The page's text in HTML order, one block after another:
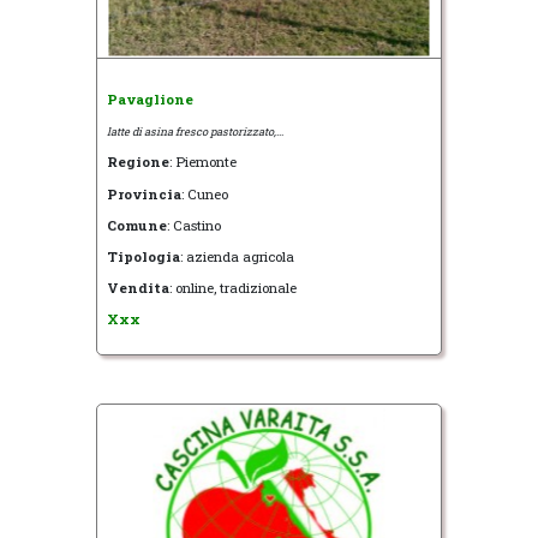
Pavaglione
latte di asina fresco pastorizzato,...
Regione: Piemonte
Provincia: Cuneo
Comune: Castino
Tipologia: azienda agricola
Vendita: online, tradizionale
Xxx